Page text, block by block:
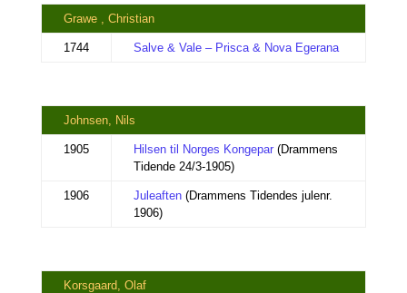
Grawe , Christian
1744 Salve & Vale – Prisca & Nova Egerana
Johnsen, Nils
1905 Hilsen til Norges Kongepar(Drammens
Tidende 24/3-1905)
1906 Juleaften(Drammens Tidendes julenr.
1906)
Korsgaard, Olaf